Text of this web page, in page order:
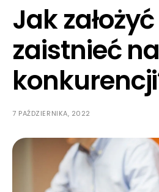
Jak
zaistnieć
7 PAŹDZIERNIKA, 2022